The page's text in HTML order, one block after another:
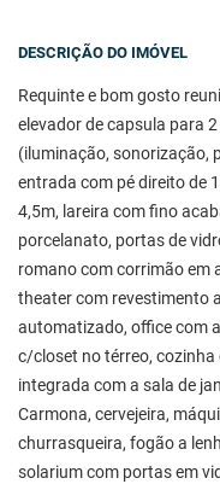
DESCRIÇÃO DO IMÓVEL
Requinte e bom gosto
elevador de capsula para
(iluminação, sonorização,
entrada com pé direito de
4,5m, lareira com fino
porcelanato, portas de
romano com corrimão em
theater com revestimento
automatizado, office com
c/closet no térreo,
integrada com a sala de
Carmona, cervejeira,
churrasqueira, fogão a
solarium com portas em